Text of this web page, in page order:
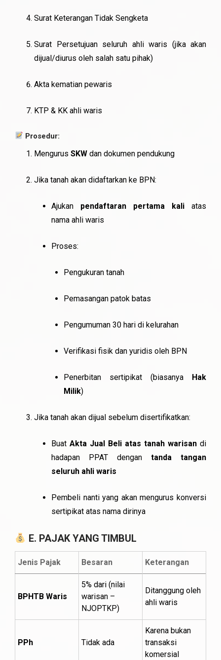
Surat Keterangan Tidak Sengketa
Surat Persetujuan seluruh ahli waris (jika akan
dijual/diurus oleh salah satu pihak)
Akta kematian pewaris
KTP & KK ahli waris
Prosedur:
Mengurus SKW dan dokumen pendukung
Jika tanah akan didaftarkan ke BPN:
Ajukan pendaftaran pertama kali atas
nama ahli waris
Proses:
Pengukuran tanah
Pemasangan patok batas
Pengumuman 30 hari di kelurahan
Verifikasi fisik dan yuridis oleh BPN
Penerbitan sertipikat (biasanya Hak
Milik)
Jika tanah akan dijual sebelum disertifikatkan:
Buat Akta Jual Beli atas tanah warisan di
hadapan PPAT dengan tanda tangan
seluruh ahli waris
Pembeli nanti yang akan mengurus konversi
sertipikat atas nama dirinya
E. PAJAK YANG TIMBUL
Jenis Pajak Besaran Keterangan
BPHTB Waris
5% dari (nilai
warisan –
NJOPTKP)
Ditanggung oleh
ahli waris
PPh Tidak ada
Karena bukan
transaksi
komersial